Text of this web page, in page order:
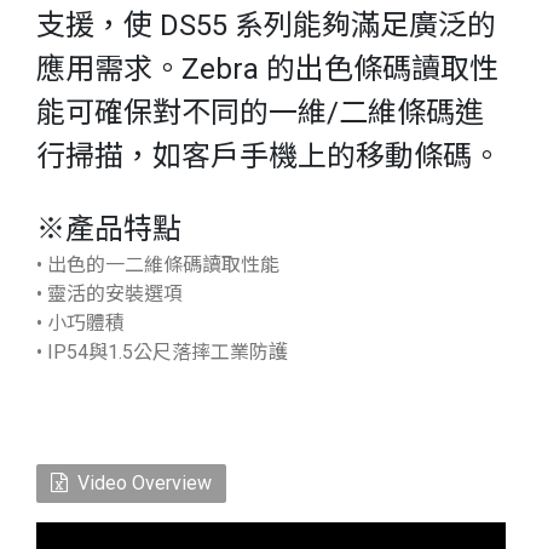
支援，使 DS55 系列能夠滿足廣泛的
應用需求。Zebra 的出色條碼讀取性
能可確保對不同的一維/二維條碼進
行掃描，如客戶手機上的移動條碼。
※產品特點
• 出色的一二維條碼讀取性能
• 靈活的安裝選項
• 小巧體積
• IP54與1.5公尺落摔工業防護
Video Overview